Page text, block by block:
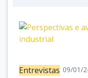
Entrevistas 09/01/